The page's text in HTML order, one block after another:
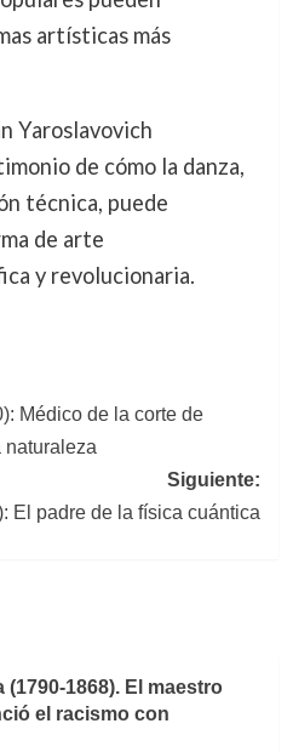
artísticas más
Yaroslavovich
de cómo la danza,
técnica, puede
de arte
y revolucionaria.
Médico de la corte de
naturaleza
Siguiente:
El padre de la física cuántica
1868). El maestro
el racismo con